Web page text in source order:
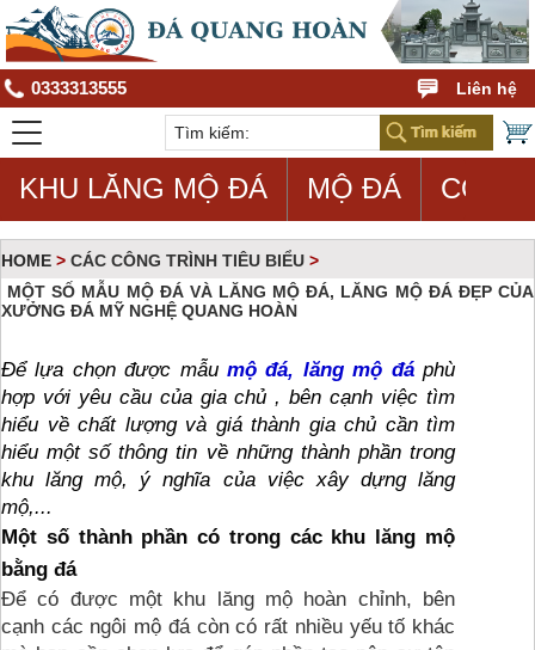
0333313555 Liên hệ
KHU LĂNG MỘ ĐÁ MỘ ĐÁ CON
HOME > CÁC CÔNG TRÌNH TIÊU BIỂU >
MỘT SỐ MẪU MỘ ĐÁ VÀ LĂNG MỘ ĐÁ, LĂNG MỘ ĐÁ ĐẸP CỦA
XƯỞNG ĐÁ MỸ NGHỆ QUANG HOÀN
Để lựa chọn được mẫu mộ đá, lăng mộ đá phù
hợp với yêu cầu của gia chủ , bên cạnh việc tìm
hiểu về chất lượng và giá thành gia chủ cần tìm
hiểu một số thông tin về những thành phần trong
khu lăng mộ, ý nghĩa của việc xây dựng lăng
mộ,...
Một số thành phần có trong các khu lăng mộ
bằng đá
Để có được một khu lăng mộ hoàn chỉnh, bên
cạnh các ngôi mộ đá còn có rất nhiều yếu tố khác